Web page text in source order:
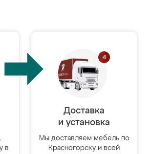
в
Доставка
и установка
Мы доставляем мебель по
Красногорску и всей